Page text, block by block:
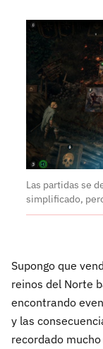
Las partidas se
simplificado,
Supongo que
reinos del Norte
encontrando
y las
recordado